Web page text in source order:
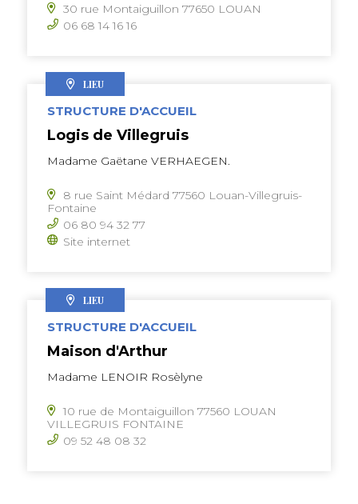
30 rue Montaiguillon 77650 LOUAN
06 68 14 16 16
LIEU
STRUCTURE D'ACCUEIL
Logis de Villegruis
Madame Gaëtane VERHAEGEN.
8 rue Saint Médard 77560 Louan-Villegruis-
Fontaine
06 80 94 32 77
Site internet
LIEU
STRUCTURE D'ACCUEIL
Maison d'Arthur
Madame LENOIR Rosèlyne
10 rue de Montaiguillon 77560 LOUAN
VILLEGRUIS FONTAINE
09 52 48 08 32